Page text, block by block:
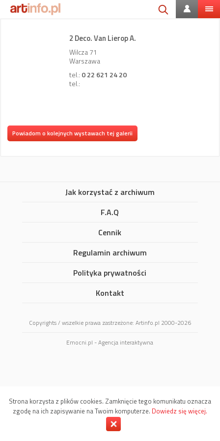
Strona korzysta z plików cookies. Zamknięcie tego komunikatu oznacza
zgodę na ich zapisywanie na Twoim komputerze. Dowiedz się więcej.
2 Deco. Van Lierop A.
Wilcza 71
Warszawa
tel.: 0 22 621 24 20
tel.:
Powiadom o kolejnych wystawach tej galerii
Jak korzystać z archiwum
F.A.Q
Cennik
Regulamin archiwum
Polityka prywatności
Kontakt
Copyrights / wszelkie prawa zastrzeżone: Artinfo.pl 2000-2026
Emocni.pl - Agencja interaktywna